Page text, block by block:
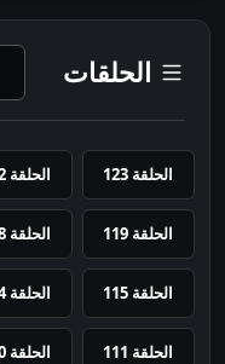
الحلقات
الحلقة 123 الحلقة 122
الحلقة 119 الحلقة 118
الحلقة 115 الحلقة 114
الحلقة 111 الحلقة 110